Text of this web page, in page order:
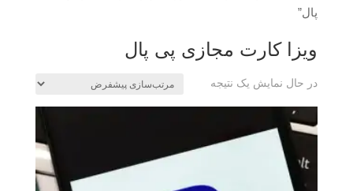
پال”
ویزا کارت مجازی پی پال
در حال نمایش یک نتیجه